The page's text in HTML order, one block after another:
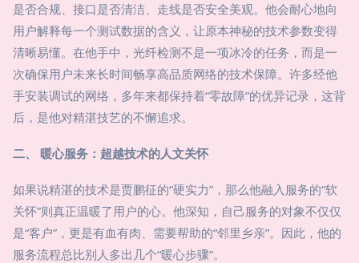
是否合规、接口是否清洁、走线是否安全美观。他会耐心地向
用户解释每一个测试数据的含义，让原本神秘的技术参数变得
清晰易懂。在他手中，光纤检测不是一项冰冷的任务，而是一
次确保用户未来长时间畅享高品质网络的技术保障。许多经他
手安装调试的网络，多年来都保持着“零故障”的优异记录，这背
后，是他对精湛技艺的不懈追求。
二、 暖心服务：超越技术的人文关怀
如果说精湛的技术是贾鹏征的“硬实力”，那么他融入服务的“软
关怀”则真正温暖了用户的心。他深知，自己服务的对象不仅仅
是“客户”，更是有血有肉、需要帮助的“邻里乡亲”。因此，他的
服务流程总比别人多出几个“暖心步骤”。